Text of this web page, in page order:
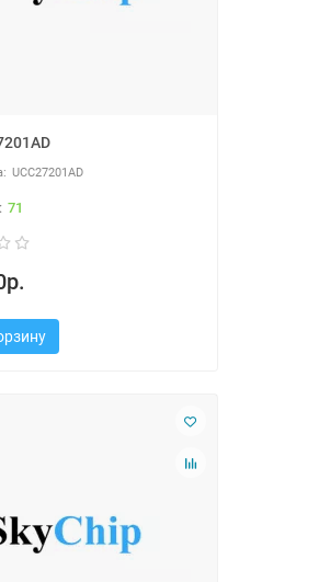
UCC27201AD
71